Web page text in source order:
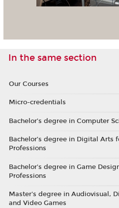
In the same section
Our Courses
Micro-credentials
Bachelor’s degree in Computer
Bachelor’s degree in Digital Arts
Professions
Bachelor's degree in Game
Professions
Master's degree in Audiovisual,
and Video Games